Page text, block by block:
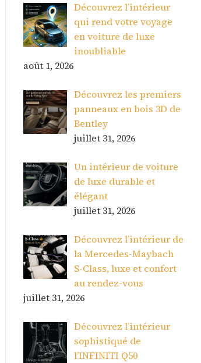
Découvrez l’intérieur
qui rend votre voyage
en voiture de luxe
inoubliable
août 1, 2026
Découvrez les premiers
panneaux en bois 3D de
Bentley
juillet 31, 2026
Un intérieur de voiture
de luxe durable et
élégant
juillet 31, 2026
Découvrez l’intérieur de
la Mercedes-Maybach
S-Class, luxe et confort
au rendez-vous
juillet 31, 2026
Découvrez l’intérieur
sophistiqué de
l’INFINITI Q50